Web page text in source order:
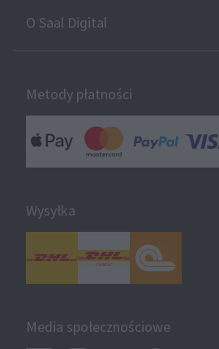
O Saal Digital
Metody płatności
Wysyłka
Media społecznościowe